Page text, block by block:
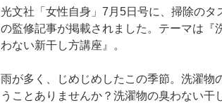
光文社「女性自身」7月5日号に、掃除のタ
の監修記事が掲載されました。テーマは『
わない新干し方講座』。
雨が多く、じめじめしたこの季節。洗濯
うことありませんか？洗濯物の臭わない干